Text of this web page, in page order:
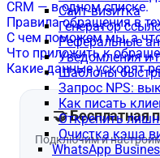
Сайт-визитка
Генератор
Реферальные
Уведомления и
Шаблоны
Запрос NPS:
Как писать
Открепить
Очистка кэша
WhatsApp
CRM — в одном списке.
Правила обращения в
С чем поможем мы, а что
Что приложить к
Какие данные ускорят